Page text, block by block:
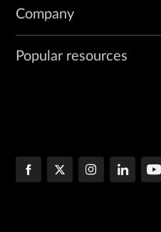
Company
Popular resources